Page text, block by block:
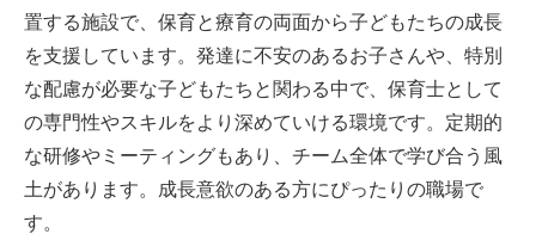
置する施設で、保育と療育の両面から子どもたちの成長
を支援しています。発達に不安のあるお子さんや、特別
な配慮が必要な子どもたちと関わる中で、保育士として
の専門性やスキルをより深めていける環境です。定期的
な研修やミーティングもあり、チーム全体で学び合う風
土があります。成長意欲のある方にぴったりの職場で
す。